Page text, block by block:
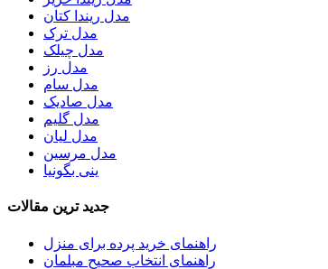
مدل ریندا کتان
مدل ترک
مدل چیلک
مدل رز
مدل سام
مدل صادیک
مدل گلیم
مدل لیان
مدل مرسین
ینی بگونیا
جدید ترین مقالات
راهنمای خرید پرده برای منزل
راهنمای انتخاب صحیح مبلمان